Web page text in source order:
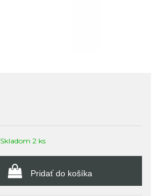
Skladom 2 ks
Pridať do košíka